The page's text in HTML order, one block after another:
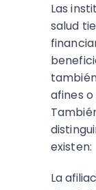
Las
salud
afines
existen:
La